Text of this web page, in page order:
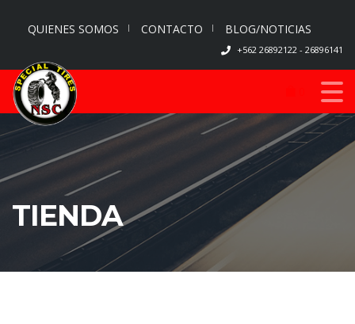
QUIENES SOMOS CONTACTO BLOG/NOTICIAS
+562 26892122 - 26896141
TIENDA